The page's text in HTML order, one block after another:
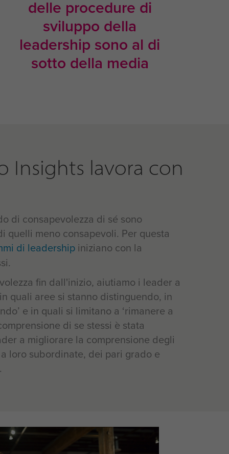
delle procedure di
sviluppo della
leadership sono al di
sotto della media
Insights lavora con
di consapevolezza di sé sono
quelli meno consapevoli. Per questa
di leadership iniziano con la
fin dall'inizio, aiutiamo i leader a
quali aree si stanno distinguendo, in
e in quali si limitano a ‘rimanere a
di se stessi è stata
a migliorare la comprensione degli
loro subordinate, dei pari grado e